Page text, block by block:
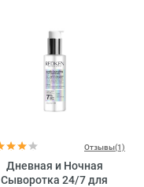
Отзывы(1)
Дневная и Ночная
Сыворотка 24/7 для